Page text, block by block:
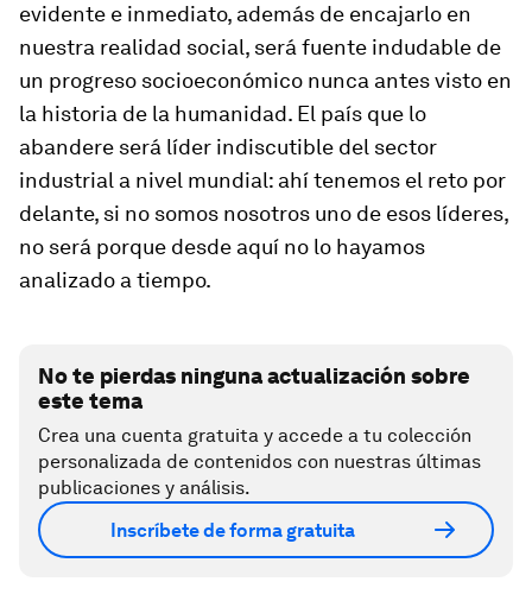
evidente e inmediato, además de encajarlo en
nuestra realidad social, será fuente indudable de
un progreso socioeconómico nunca antes visto en
la historia de la humanidad. El país que lo
abandere será líder indiscutible del sector
industrial a nivel mundial: ahí tenemos el reto por
delante, si no somos nosotros uno de esos líderes,
no será porque desde aquí no lo hayamos
analizado a tiempo.
No te pierdas ninguna actualización sobre
este tema
Crea una cuenta gratuita y accede a tu colección
personalizada de contenidos con nuestras últimas
publicaciones y análisis.
Inscríbete de forma gratuita